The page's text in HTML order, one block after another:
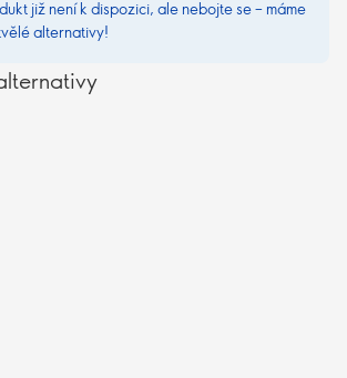
již není k dispozici, ale nebojte se – máme
alternativy!